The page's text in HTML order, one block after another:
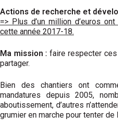
Actions de recherche et
=> Plus d’un million d’euros
cette année 2017-18.
Ma mission : faire respecter
partager.
Bien des chantiers ont
mandatures depuis 2005,
aboutissement, d’autres
grumier en marche pour tenter de